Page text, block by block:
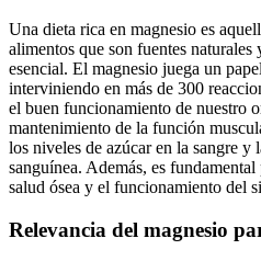
Una dieta rica en magnesio es
alimentos que son fuentes naturales
esencial. El magnesio juega un
interviniendo en más de 300
el buen funcionamiento de nuestro
mantenimiento de la función
los niveles de azúcar en la sangre y
sanguínea. Además, es
salud ósea y el funcionamiento del
Relevancia del magnesio